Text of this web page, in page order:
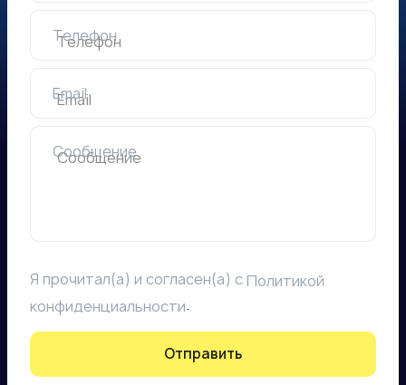
Телефон
Email
Сообщение
Я прочитал(а) и согласен(а) сПолитикой
конфиденциальности.
Отправить